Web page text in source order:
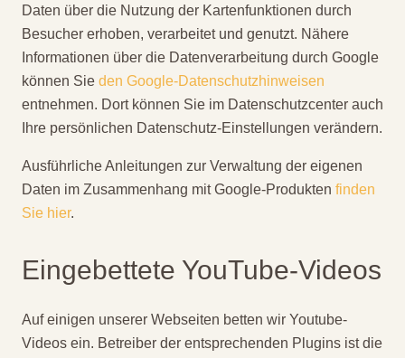
Daten über die Nutzung der Kartenfunktionen durch
Besucher erhoben, verarbeitet und genutzt. Nähere
Informationen über die Datenverarbeitung durch Google
können Sie den Google-Datenschutzhinweisen
entnehmen. Dort können Sie im Datenschutzcenter auch
Ihre persönlichen Datenschutz-Einstellungen verändern.
Ausführliche Anleitungen zur Verwaltung der eigenen
Daten im Zusammenhang mit Google-Produkten finden
Sie hier.
Eingebettete YouTube-Videos
Auf einigen unserer Webseiten betten wir Youtube-
Videos ein. Betreiber der entsprechenden Plugins ist die